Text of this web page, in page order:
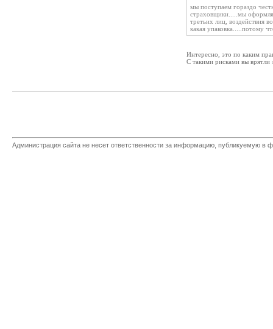
мы поступаем гораздо
страховщики.....мы
третьих лиц, воздействия
какая упаковка.....потому
Интересно, это по каким
С такими рисками вы врятли
Администрация сайта не несет ответственности за информацию, публикуемую